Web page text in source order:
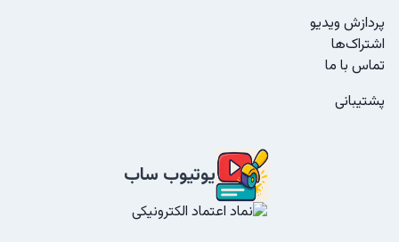
پردازش ویدیو
اشتراک‌ها
تماس با ما
پشتیبانی
یوتیوب ساب